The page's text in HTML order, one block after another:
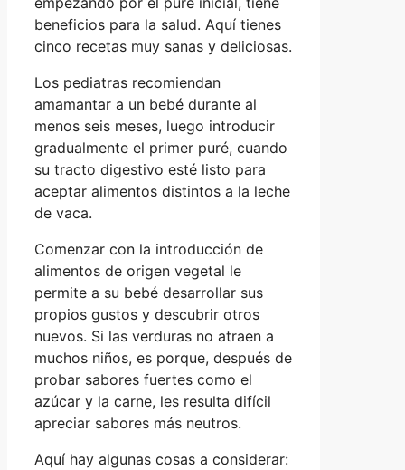
beneficios para la salud. Aquí tienes
cinco recetas muy sanas y deliciosas.
Los pediatras recomiendan
amamantar a un bebé durante al
menos seis meses, luego introducir
gradualmente el primer puré, cuando
su tracto digestivo esté listo para
aceptar alimentos distintos a la leche
de vaca.
Comenzar con la introducción de
alimentos de origen vegetal le
permite a su bebé desarrollar sus
propios gustos y descubrir otros
nuevos. Si las verduras no atraen a
muchos niños, es porque, después de
probar sabores fuertes como el
azúcar y la carne, les resulta difícil
apreciar sabores más neutros.
Aquí hay algunas cosas a considerar: